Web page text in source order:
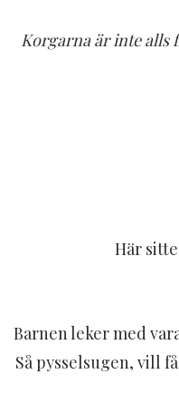
Korgarna är inte alls
Här
Barnen leker med
Så pysselsugen, vill